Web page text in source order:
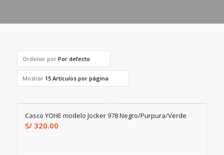
Ordenar por Por defecto
Mostrar 15 Artículos por página
Casco YOHE modelo Jocker 978 Negro/Purpura/Verde
S/320.00